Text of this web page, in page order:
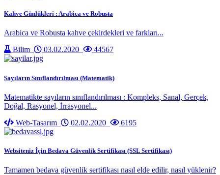
Kahve Günlükleri : Arabica ve Robusta
Arabica ve Robusta kahve çekirdekleri ve farkları...
Bilim
03.02.2020 44567
Sayıların Sınıflandırılması (Matematik)
Matematikte sayıların sınıflandırılması : Kompleks, Sanal, Gerçek,
Doğal, Rasyonel, İrrasyonel...
Web-Tasarım
02.02.2020 6195
Websiteniz İçin Bedava Güvenlik Sertifikası (SSL Sertifikası)
Tamamen bedava güvenlik sertifikası nasıl elde edilir, nasıl yüklenir?